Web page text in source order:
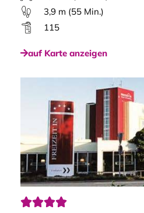
3,9 m (55 Min.)
115
auf Karte anzeigen
